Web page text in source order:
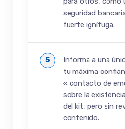
seguridad
fuerte ignífuga.
Informa a una
tu máxima
« contacto de
sobre la
del kit, pero sin
contenido.